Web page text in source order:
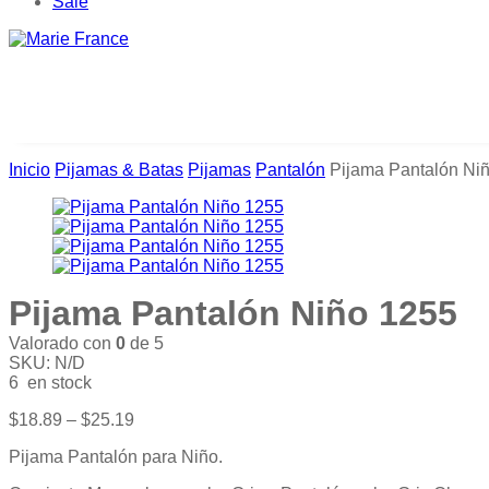
Inicio Pijamas & Batas Pijamas Pantalón Pijama Pantalón
Pijama Pantalón Niño 1255
Valorado con 0 de 5
SKU: N/D
6 en stock
$18.89 – $25.19
Pijama Pantalón para Niño.